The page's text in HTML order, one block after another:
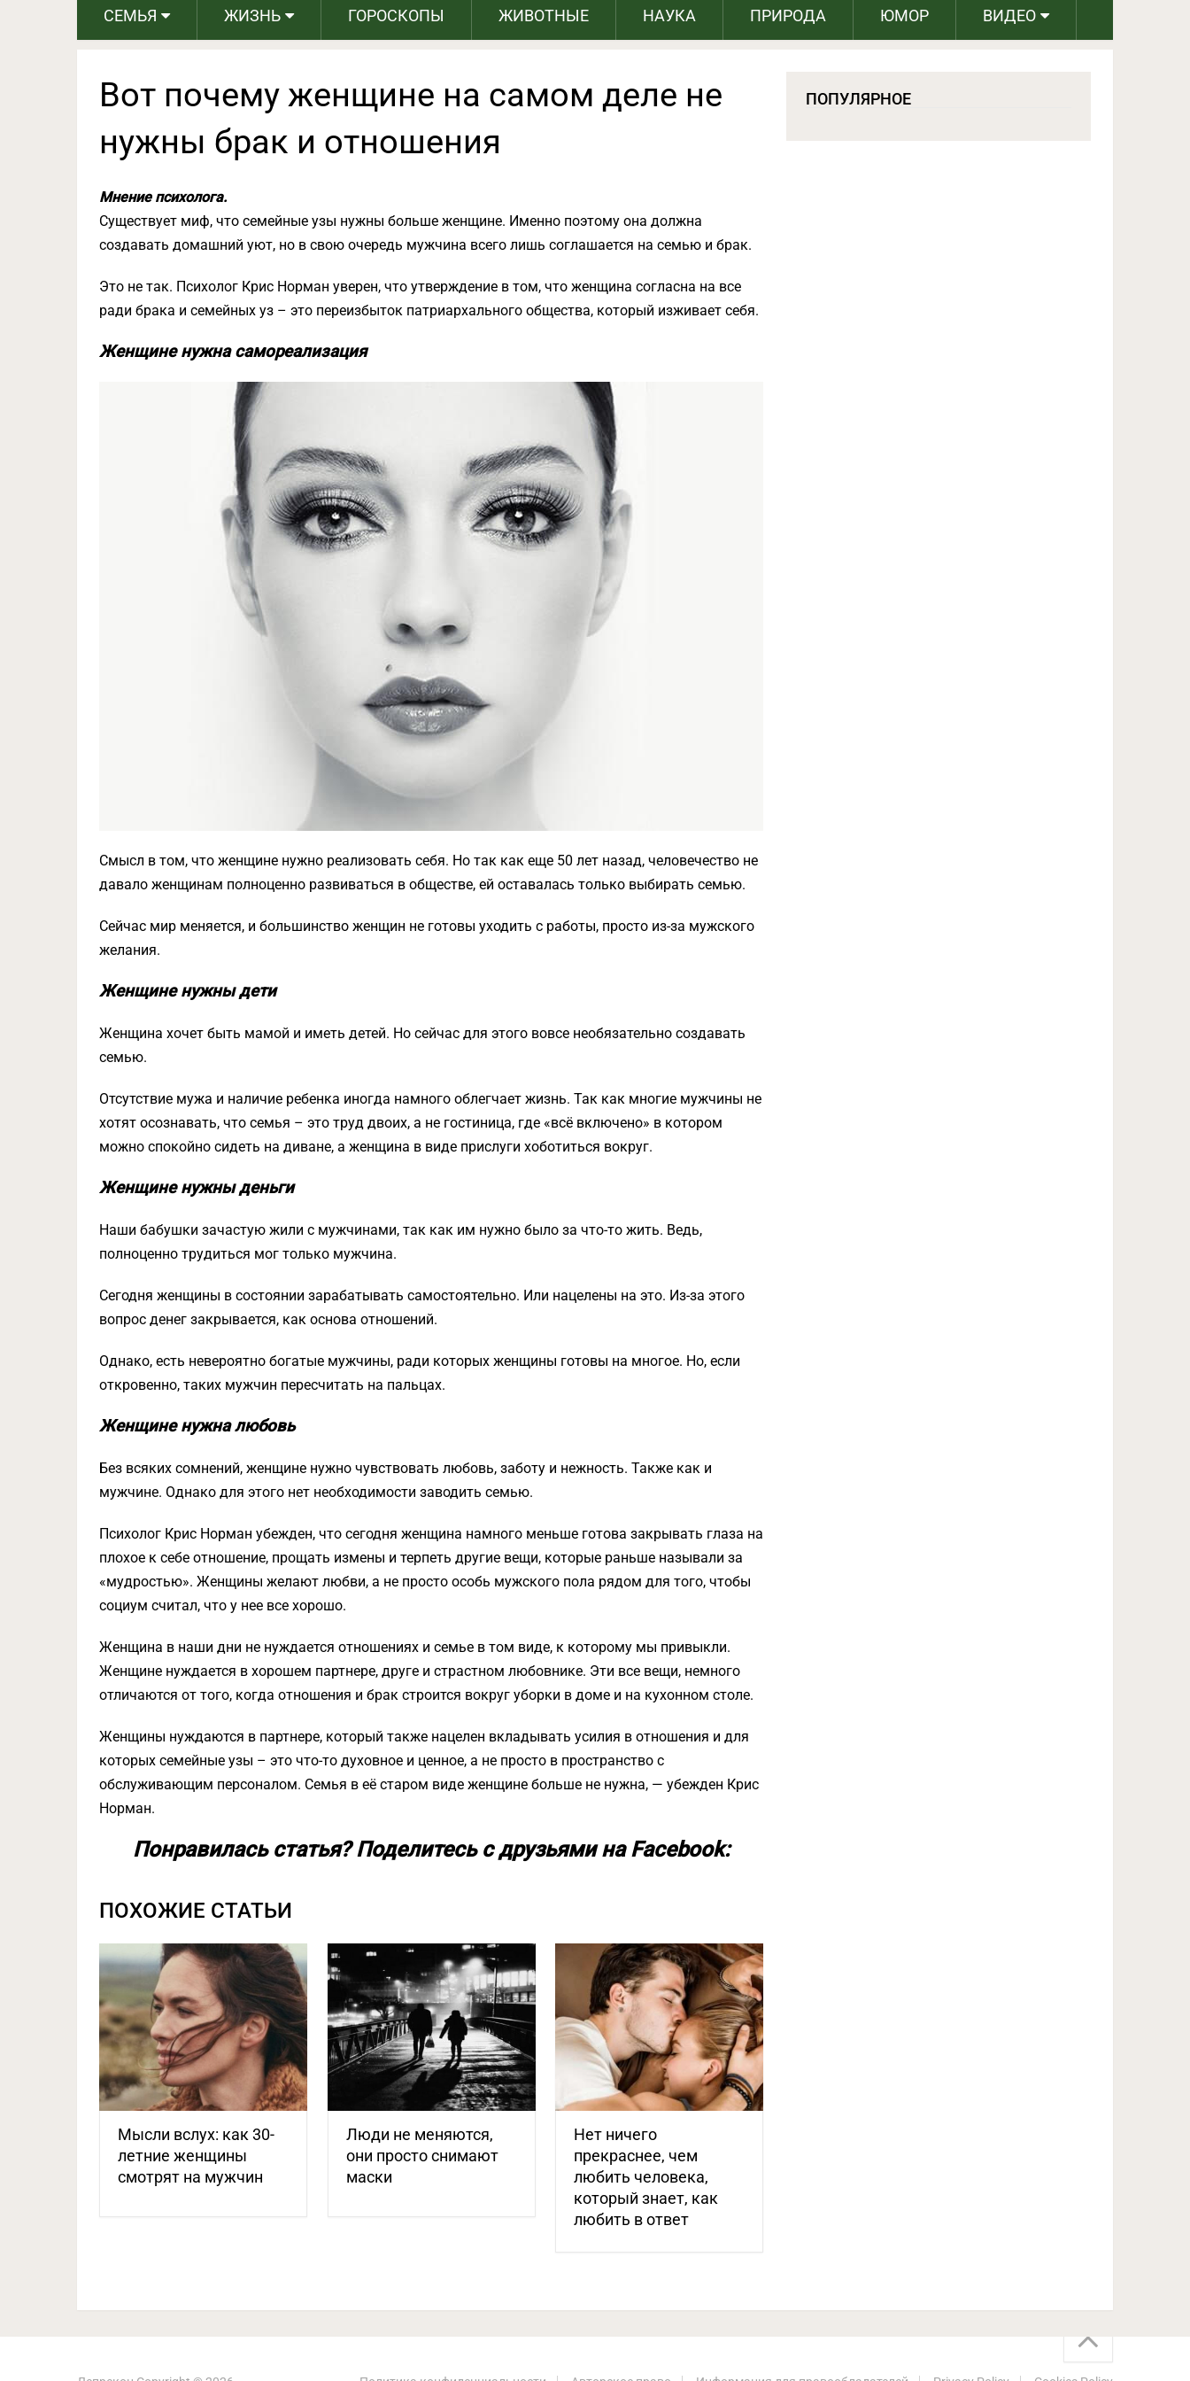
СЕМЬЯ ЖИЗНЬ ГОРОСКОПЫ ЖИВОТНЫЕ НАУКА ПРИРОДА ЮМОР ВИДЕО
Вот почему женщине на самом деле не
нужны брак и отношения
Мнение психолога.
Существует миф, что семейные узы нужны больше женщине. Именно поэтому она должна
создавать домашний уют, но в свою очередь мужчина всего лишь соглашается на семью и брак.
Это не так. Психолог Крис Норман уверен, что утверждение в том, что женщина согласна на все
ради брака и семейных уз – это переизбыток патриархального общества, который изживает себя.
Женщине нужна самореализация
Смысл в том, что женщине нужно реализовать себя. Но так как еще 50 лет назад, человечество не
давало женщинам полноценно развиваться в обществе, ей оставалась только выбирать семью.
Сейчас мир меняется, и большинство женщин не готовы уходить с работы, просто из-за мужского
желания.
Женщине нужны дети
Женщина хочет быть мамой и иметь детей. Но сейчас для этого вовсе необязательно создавать
семью.
Отсутствие мужа и наличие ребенка иногда намного облегчает жизнь. Так как многие мужчины не
хотят осознавать, что семья – это труд двоих, а не гостиница, где «всё включено» в котором
можно спокойно сидеть на диване, а женщина в виде прислуги хоботиться вокруг.
Женщине нужны деньги
Наши бабушки зачастую жили с мужчинами, так как им нужно было за что-то жить. Ведь,
полноценно трудиться мог только мужчина.
Сегодня женщины в состоянии зарабатывать самостоятельно. Или нацелены на это. Из-за этого
вопрос денег закрывается, как основа отношений.
Однако, есть невероятно богатые мужчины, ради которых женщины готовы на многое. Но, если
откровенно, таких мужчин пересчитать на пальцах.
Женщине нужна любовь
Без всяких сомнений, женщине нужно чувствовать любовь, заботу и нежность. Также как и
мужчине. Однако для этого нет необходимости заводить семью.
Психолог Крис Норман убежден, что сегодня женщина намного меньше готова закрывать глаза на
плохое к себе отношение, прощать измены и терпеть другие вещи, которые раньше называли за
«мудростью». Женщины желают любви, а не просто особь мужского пола рядом для того, чтобы
социум считал, что у нее все хорошо.
Женщина в наши дни не нуждается отношениях и семье в том виде, к которому мы привыкли.
Женщине нуждается в хорошем партнере, друге и страстном любовнике. Эти все вещи, немного
отличаются от того, когда отношения и брак строится вокруг уборки в доме и на кухонном столе.
Женщины нуждаются в партнере, который также нацелен вкладывать усилия в отношения и для
которых семейные узы – это что-то духовное и ценное, а не просто в пространство с
обслуживающим персоналом. Семья в её старом виде женщине больше не нужна, — убежден Крис
Норман.
Понравилась статья? Поделитесь с друзьями на Facebook:
ПОХОЖИЕ СТАТЬИ
Мысли вслух: как 30-
летние женщины
смотрят на мужчин
Люди не меняются,
они просто снимают
маски
Нет ничего
прекраснее, чем
любить человека,
который знает, как
любить в ответ
ПОПУЛЯРНОЕ